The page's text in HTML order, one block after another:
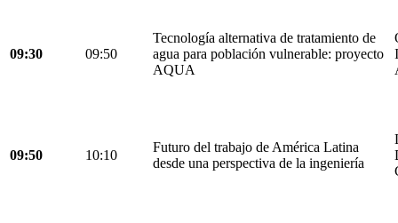
09:30 09:50
Tecnología alternativa de tratamiento de
agua para población vulnerable: proyecto
AQUA
09:50 10:10
Futuro del trabajo de América Latina
desde una perspectiva de la ingeniería